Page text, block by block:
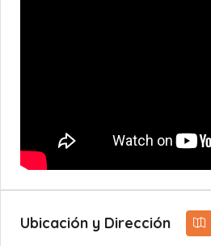
Ubicación y Dirección